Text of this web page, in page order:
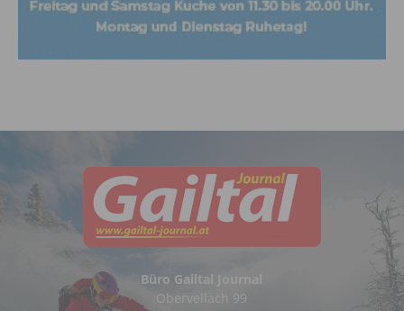
Büro Gailtal Journal
Obervellach 99